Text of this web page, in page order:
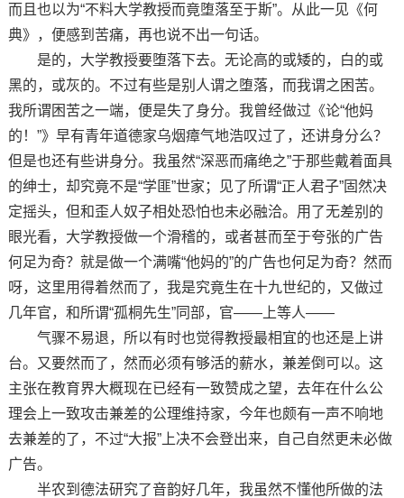
而且也以为“不料大学教授而竟堕落至于斯”。从此一见《何
典》，便感到苦痛，再也说不出一句话。
是的，大学教授要堕落下去。无论高的或矮的，白的或
黑的，或灰的。不过有些是别人谓之堕落，而我谓之困苦。
我所谓困苦之一端，便是失了身分。我曾经做过《论“他妈
的！”》早有青年道德家乌烟瘴气地浩叹过了，还讲身分么？
但是也还有些讲身分。我虽然“深恶而痛绝之”于那些戴着面具
的绅士，却究竟不是“学匪”世家；见了所谓“正人君子”固然决
定摇头，但和歪人奴子相处恐怕也未必融洽。用了无差别的
眼光看，大学教授做一个滑稽的，或者甚而至于夸张的广告
何足为奇？就是做一个满嘴“他妈的”的广告也何足为奇？然而
呀，这里用得着然而了，我是究竟生在十九世纪的，又做过
几年官，和所谓“孤桐先生”同部，官——上等人——
气骤不易退，所以有时也觉得教授最相宜的也还是上讲
台。又要然而了，然而必须有够活的薪水，兼差倒可以。这
主张在教育界大概现在已经有一致赞成之望，去年在什么公
理会上一致攻击兼差的公理维持家，今年也颇有一声不响地
去兼差的了，不过“大报”上决不会登出来，自己自然更未必做
广告。
半农到德法研究了音韵好几年，我虽然不懂他所做的法